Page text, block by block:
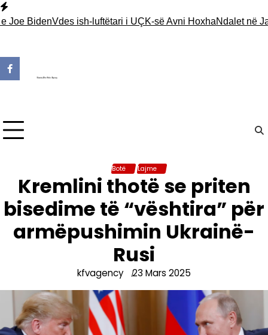
Skip
toBidenVdes ish-luftëtari i UÇK-së Avni HoxhaNdalet në
Botë Lajme
Kremlini thotë se priten
bisedime të “vështira” për
armëpushimin Ukrainë-
Rusi
kfvagency 23 Mars 2025